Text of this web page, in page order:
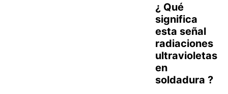
¿ Qué
significa
esta señal
radiaciones
ultravioletas
en
soldadura ?